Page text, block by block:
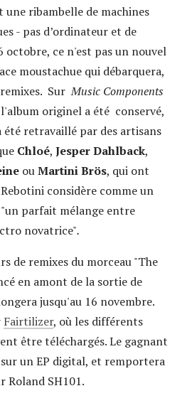
ribambelle de machines
- pas d’ordinateur et de
octobre, ce n'est pas un nouvel
moustachue qui débarquera,
remixes. SurMusic Components
originel a été conservé,
été retravaillé par des artisans
Chloé, Jesper Dahlback,
ouMartini Brös, qui ont
considère comme un
parfait mélange entre
novatrice".
de remixes du morceau "The
en amont de la sortie de
jusqu'au 16 novembre.
Fairtilizer, où les différents
être téléchargés. Le gagnant
un EP digital, et remportera
Roland SH101.